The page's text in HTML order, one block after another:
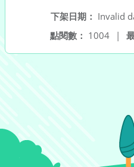
下架日期： Invalid
點閱數： 1004 |